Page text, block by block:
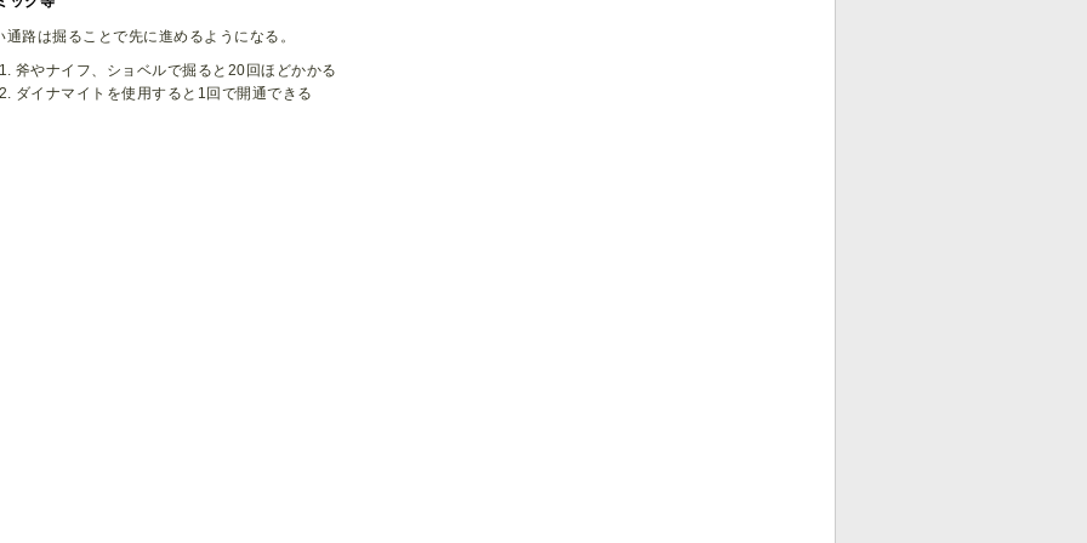
通路は掘ることで先に進めるようになる。
斧やナイフ、ショベルで掘ると20回ほどかかる
ダイナマイトを使用すると1回で開通できる